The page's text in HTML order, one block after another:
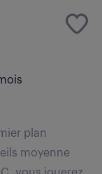
plan
moyenne